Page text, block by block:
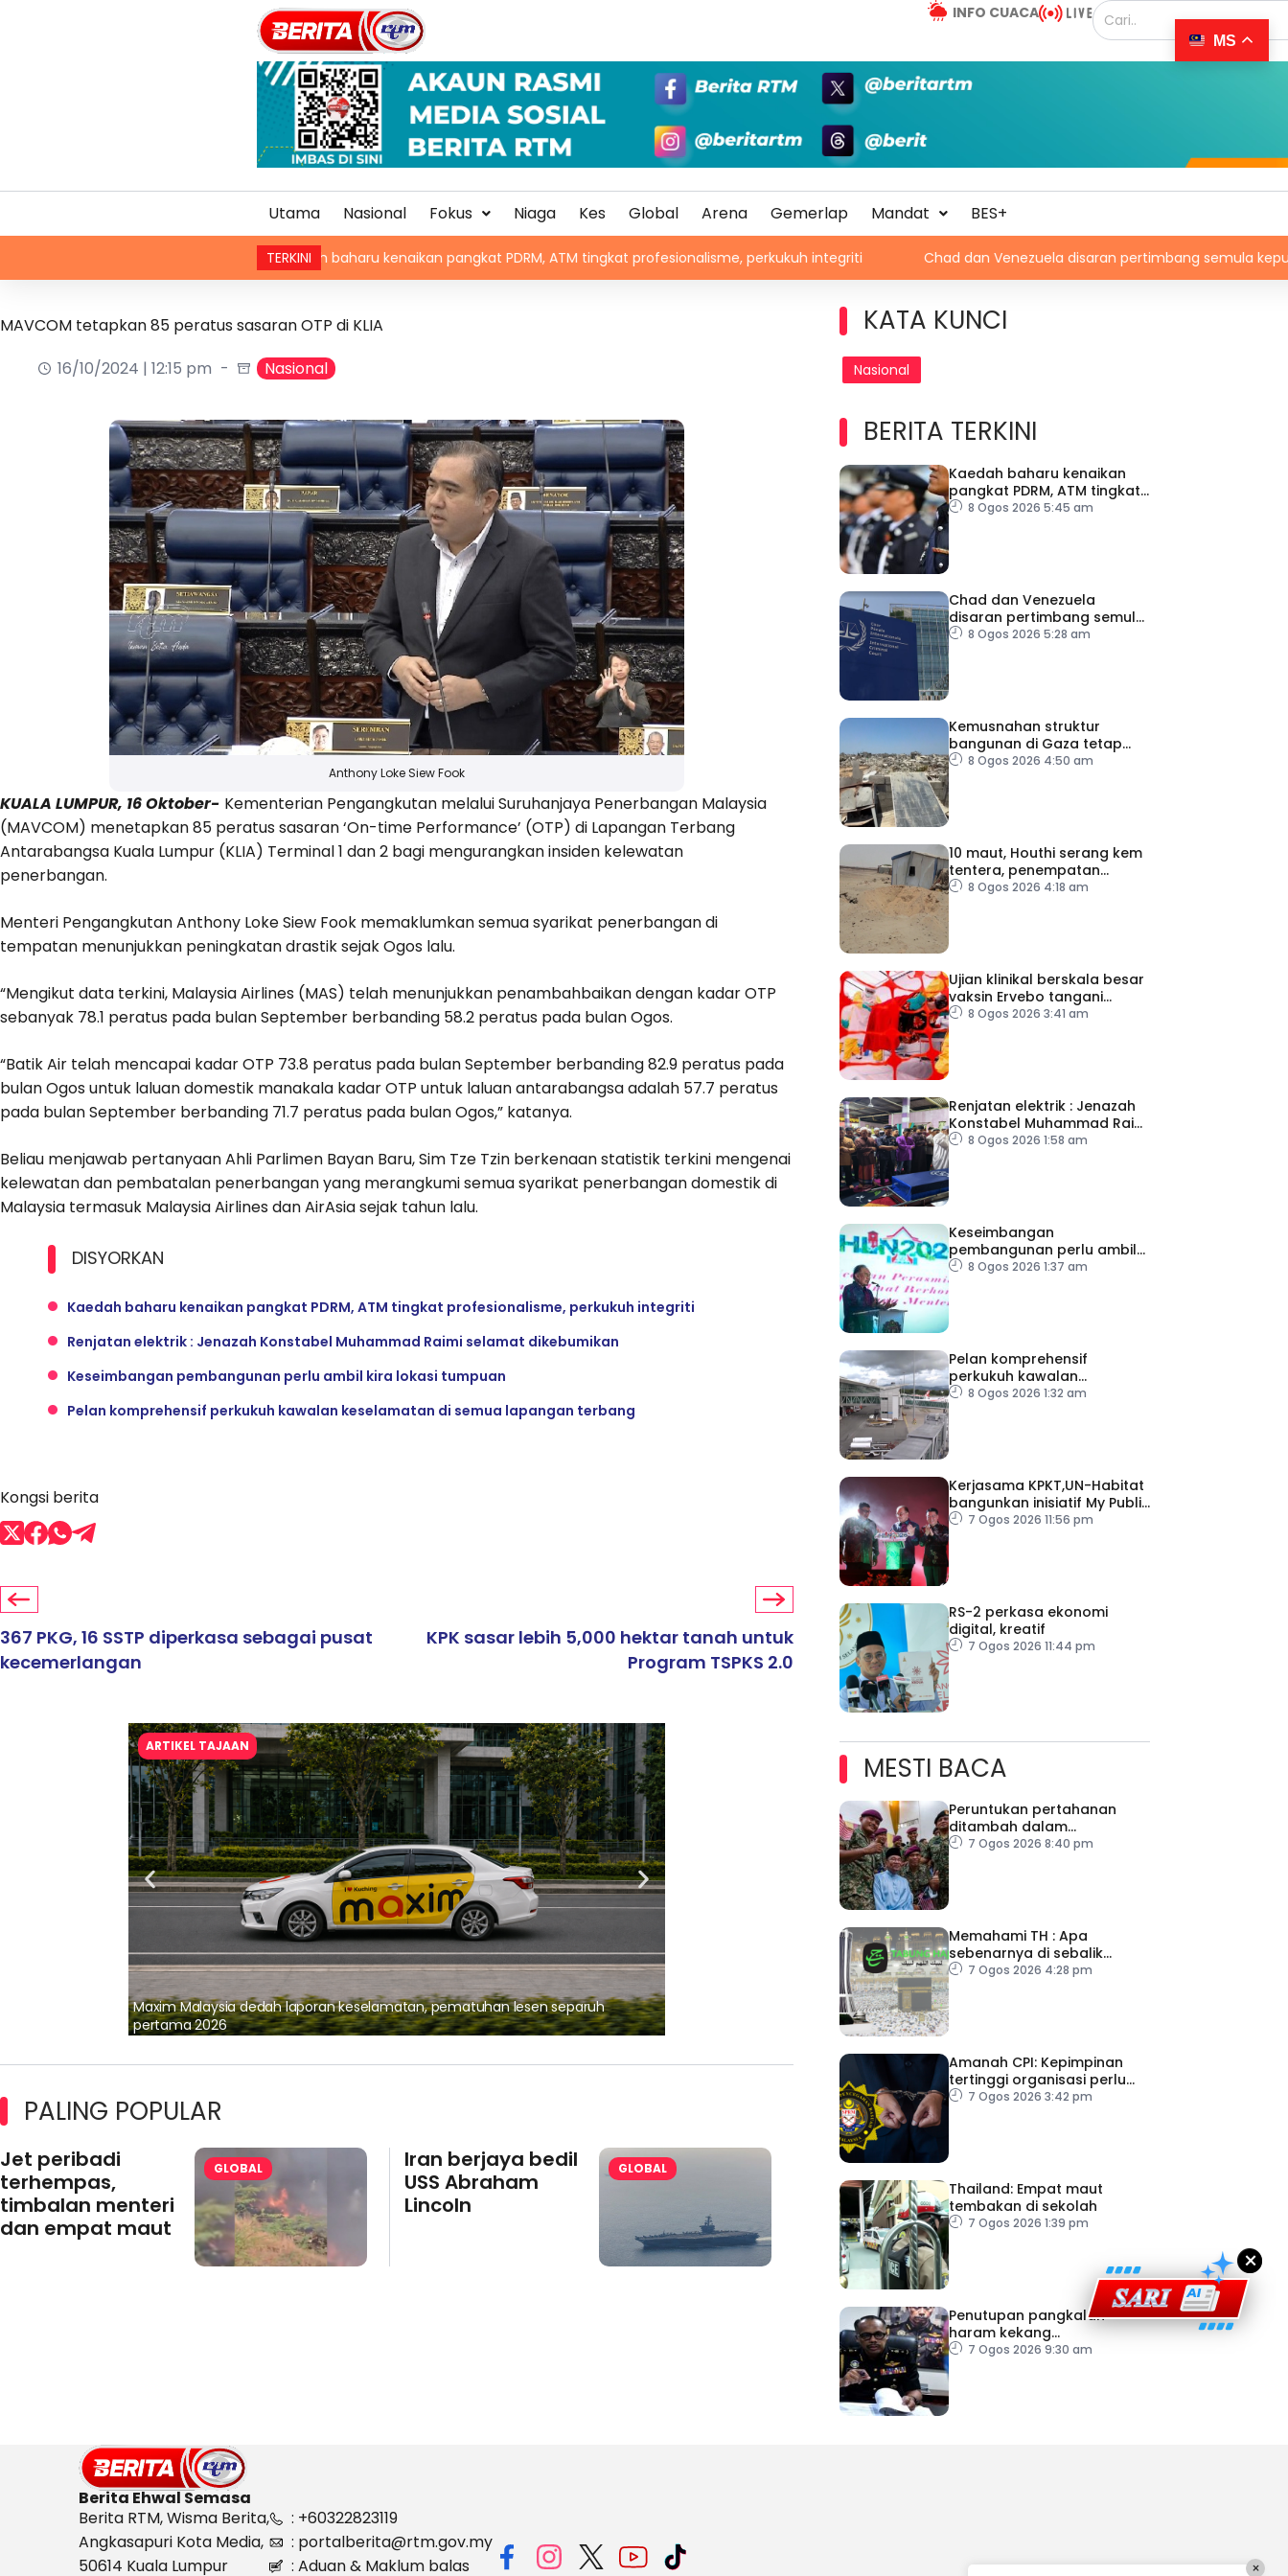
INFO CUACA
Utama Nasional Fokus Niaga Kes Global Arena Gemerlap Mandat BES+
TERKINI
Kaedah baharu kenaikan pangkat PDRM, ATM tingkat profesionalisme, perkukuh integriti Chad dan Venezuela disaran pertimbang semula keputusan tarik
MAVCOM tetapkan 85 peratus sasaran OTP di KLIA
16/10/2024 | 12:15 pm
Nasional
Anthony Loke Siew Fook
KUALA LUMPUR, 16 Oktober- Kementerian Pengangkutan melalui Suruhanjaya Penerbangan Malaysia
(MAVCOM) menetapkan 85 peratus sasaran ‘On-time Performance’ (OTP) di Lapangan Terbang
Antarabangsa Kuala Lumpur (KLIA) Terminal 1 dan 2 bagi mengurangkan insiden kelewatan
penerbangan.
Menteri Pengangkutan Anthony Loke Siew Fook memaklumkan semua syarikat penerbangan di
tempatan menunjukkan peningkatan drastik sejak Ogos lalu.
“Mengikut data terkini, Malaysia Airlines (MAS) telah menunjukkan penambahbaikan dengan kadar OTP
sebanyak 78.1 peratus pada bulan September berbanding 58.2 peratus pada bulan Ogos.
“Batik Air telah mencapai kadar OTP 73.8 peratus pada bulan September berbanding 82.9 peratus pada
bulan Ogos untuk laluan domestik manakala kadar OTP untuk laluan antarabangsa adalah 57.7 peratus
pada bulan September berbanding 71.7 peratus pada bulan Ogos,” katanya.
Beliau menjawab pertanyaan Ahli Parlimen Bayan Baru, Sim Tze Tzin berkenaan statistik terkini mengenai
kelewatan dan pembatalan penerbangan yang merangkumi semua syarikat penerbangan domestik di
Malaysia termasuk Malaysia Airlines dan AirAsia sejak tahun lalu.
DISYORKAN
Kaedah baharu kenaikan pangkat PDRM, ATM tingkat profesionalisme, perkukuh integriti
Renjatan elektrik : Jenazah Konstabel Muhammad Raimi selamat dikebumikan
Keseimbangan pembangunan perlu ambil kira lokasi tumpuan
Pelan komprehensif perkukuh kawalan keselamatan di semua lapangan terbang
Kongsi berita
367 PKG, 16 SSTP diperkasa sebagai pusat
kecemerlangan
KPK sasar lebih 5,000 hektar tanah untuk
Program TSPKS 2.0
ARTIKEL TAJAAN
Maxim Malaysia dedah laporan keselamatan, pematuhan lesen separuh
pertama 2026
Ajinomoto (Malaysia) Berhad Perkasa SCORE Marathon 2026 Melalui Kerjasama
aminoVITAL® Bersama Pempengaruh Larian Antarabangsa
PALING POPULAR
Jet peribadi
terhempas,
timbalan menteri
dan empat maut
GLOBAL
Iran berjaya bedil
USS Abraham
Lincoln
GLOBAL
KATA KUNCI
Nasional
BERITA TERKINI
Kaedah baharu kenaikan
pangkat PDRM, ATM tingkat
profesionalisme, perkukuh
8 Ogos 2026 5:45 am
Chad dan Venezuela
disaran pertimbang semula
keputusan tarik diri
8 Ogos 2026 5:28 am
Kemusnahan struktur
bangunan di Gaza tetap
catat peningkatan
8 Ogos 2026 4:50 am
10 maut, Houthi serang kem
tentera, penempatan
pelarian
8 Ogos 2026 4:18 am
Ujian klinikal berskala besar
vaksin Ervebo tangani
wabak Ebola
8 Ogos 2026 3:41 am
Renjatan elektrik : Jenazah
Konstabel Muhammad Raimi
selamat dikebumikan
8 Ogos 2026 1:58 am
Keseimbangan
pembangunan perlu ambil
kira lokasi tumpuan
8 Ogos 2026 1:37 am
Pelan komprehensif
perkukuh kawalan
keselamatan di semua
8 Ogos 2026 1:32 am
Kerjasama KPKT,UN-Habitat
bangunkan inisiatif My Public
Space7 Ogos 2026 11:56 pm
RS-2 perkasa ekonomi
digital, kreatif
7 Ogos 2026 11:44 pm
MESTI BACA
Peruntukan pertahanan
ditambah dalam
Belanjawan 2027
7 Ogos 2026 8:40 pm
Memahami TH : Apa
sebenarnya di sebalik
angka
7 Ogos 2026 4:28 pm
Amanah CPI: Kepimpinan
tertinggi organisasi perlu
pacu reformasi radikal
7 Ogos 2026 3:42 pm
Thailand: Empat maut
tembakan di sekolah
7 Ogos 2026 1:39 pm
Penutupan pangkalan
haram kekang
penyeludupan di Kelantan
7 Ogos 2026 9:30 am
×
Berita Ehwal Semasa
Berita RTM, Wisma Berita,
Angkasapuri Kota Media,
50614 Kuala Lumpur
: +60322823119
: portalberita@rtm.gov.my
: Aduan & Maklum balas
MS
×